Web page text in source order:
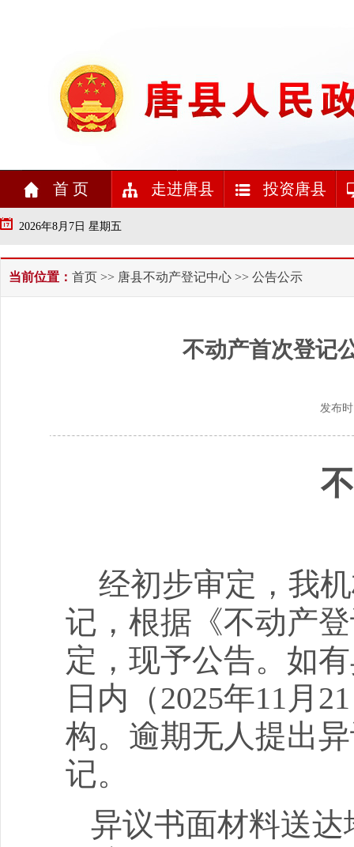
首 页 走进唐县 投资唐县
2026年8月7日 星期五
当前位置： 首页 >> 唐县不动产登记中心 >> 公告公示
不动产首次登记
发布
经初步审定，我
记，根据《不动产
定，现予公告。如
日内（2025年11月 21
构。逾期无人提出
记。
异议书面材料送